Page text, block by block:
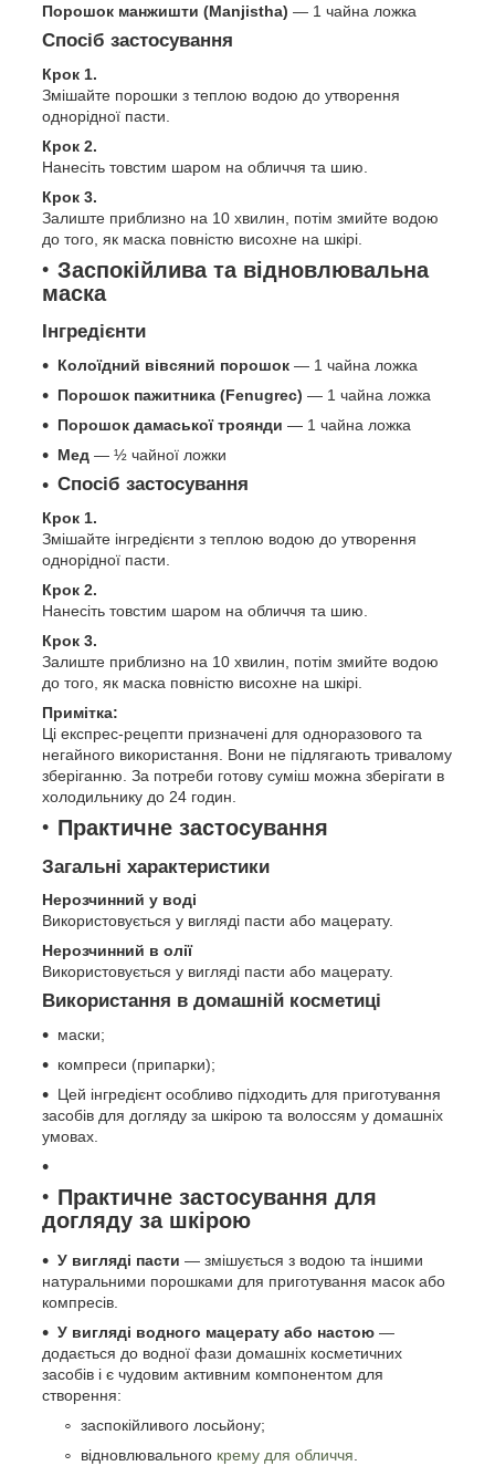
Порошок манжишти (Manjistha) — 1 чайна ложка
Спосіб застосування
Крок 1.
Змішайте порошки з теплою водою до утворення
однорідної пасти.
Крок 2.
Нанесіть товстим шаром на обличчя та шию.
Крок 3.
Залиште приблизно на 10 хвилин, потім змийте водою
до того, як маска повністю висохне на шкірі.
Заспокійлива та відновлювальна
маска
Інгредієнти
Колоїдний вівсяний порошок — 1 чайна ложка
Порошок пажитника (Fenugrec) — 1 чайна ложка
Порошок дамаської троянди — 1 чайна ложка
Мед — ½ чайної ложки
Спосіб застосування
Крок 1.
Змішайте інгредієнти з теплою водою до утворення
однорідної пасти.
Крок 2.
Нанесіть товстим шаром на обличчя та шию.
Крок 3.
Залиште приблизно на 10 хвилин, потім змийте водою
до того, як маска повністю висохне на шкірі.
Примітка:
Ці експрес-рецепти призначені для одноразового та
негайного використання. Вони не підлягають тривалому
зберіганню. За потреби готову суміш можна зберігати в
холодильнику до 24 годин.
Практичне застосування
Загальні характеристики
Нерозчинний у воді
Використовується у вигляді пасти або мацерату.
Нерозчинний в олії
Використовується у вигляді пасти або мацерату.
Використання в домашній косметиці
маски;
компреси (припарки);
Цей інгредієнт особливо підходить для приготування
засобів для догляду за шкірою та волоссям у домашніх
умовах.
Практичне застосування для
догляду за шкірою
У вигляді пасти — змішується з водою та іншими
натуральними порошками для приготування масок або
компресів.
У вигляді водного мацерату або настою —
додається до водної фази домашніх косметичних
засобів і є чудовим активним компонентом для
створення:
заспокійливого лосьйону;
відновлювального крему для обличчя